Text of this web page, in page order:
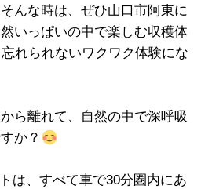
んな時は、ぜひ山口市阿東に
いっぱいの中で楽しむ収穫体
れられないワクワク体験にな
ら離れて、自然の中で深呼吸
か？
は、すべて車で30分圏内にあ